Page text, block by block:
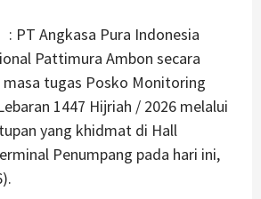
: PT Angkasa Pura Indonesia
Pattimura Ambon secara
tugas Posko Monitoring
1447 Hijriah / 2026 melalui
yang khidmat di Hall
Penumpang pada hari ini,